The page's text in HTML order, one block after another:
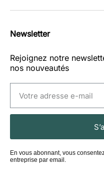
Newsletter
Rejoignez notre
nos nouveautés
En vous abonnant, vous
entreprise par email.